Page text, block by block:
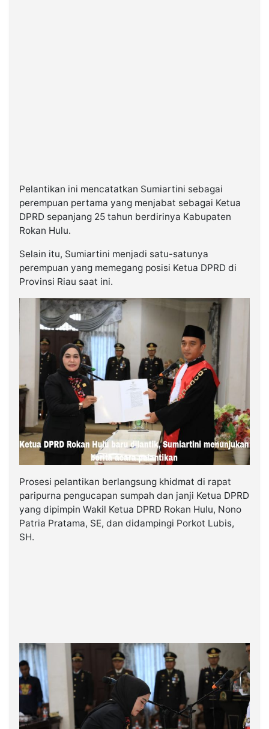
Pelantikan ini mencatatkan Sumiartini sebagai
perempuan pertama yang menjabat sebagai Ketua
DPRD sepanjang 25 tahun berdirinya Kabupaten
Rokan Hulu.
Selain itu, Sumiartini menjadi satu-satunya
perempuan yang memegang posisi Ketua DPRD di
Provinsi Riau saat ini.
Prosesi pelantikan berlangsung khidmat di rapat
paripurna pengucapan sumpah dan janji Ketua DPRD
yang dipimpin Wakil Ketua DPRD Rokan Hulu, Nono
Patria Pratama, SE, dan didampingi Porkot Lubis,
SH.